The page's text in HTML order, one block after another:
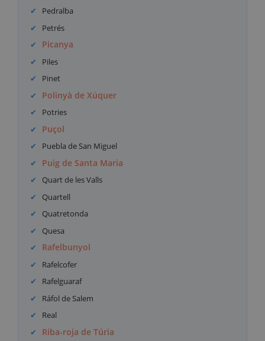
Pedralba
Petrés
Picanya
Piles
Pinet
Polinyà de Xúquer
Potries
Puçol
Puebla de San Miguel
Puig de Santa Maria
Quart de les Valls
Quartell
Quatretonda
Quesa
Rafelbunyol
Rafelcofer
Rafelguaraf
Ráfol de Salem
Real
Riba-roja de Túria